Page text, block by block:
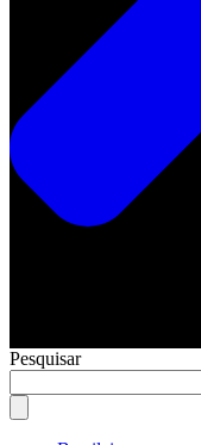
Pesquisar